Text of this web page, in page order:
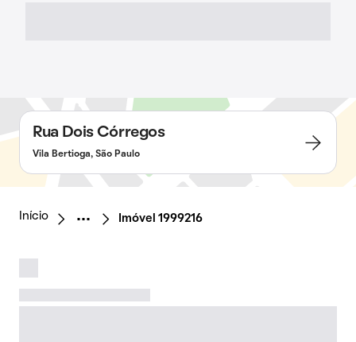
Rua Dois Córregos
Vila Bertioga, São Paulo
Início Imóvel 1999216